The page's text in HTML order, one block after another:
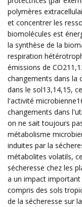
polymères
et concentrer les
biomolécules est
la synthèse de la
respiration
émissions de
changements dans la
dans le sol13,14,15,
l'activité
changements dans
on ne sait toujours
métabolisme
induites par la
métabolites volatils,
sécheresse chez les
a un impact important
compris des sols
de la sécheresse sur